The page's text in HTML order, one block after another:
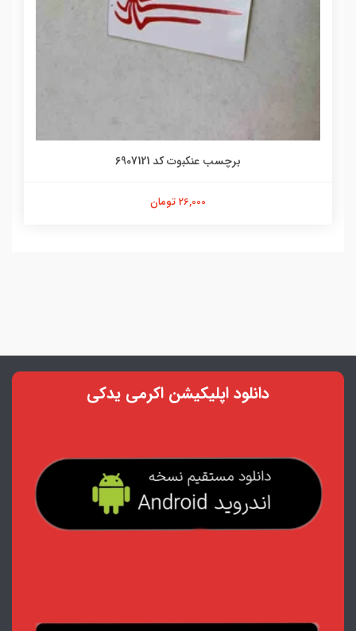
برچسب عنکبوت کد 6907121
26,000 تومان
دانلود اپلیکیشن اکرمی یدکی